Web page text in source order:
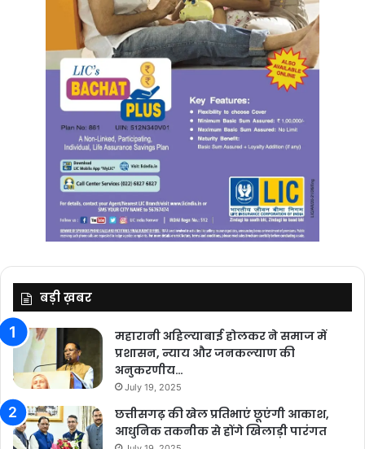
बड़ी ख़बर
महारानी अहिल्याबाई होलकर ने समाज में
प्रशासन, न्याय और जनकल्याण की
अनुकरणीय…
July 19, 2025
छत्तीसगढ़ की खेल प्रतिभाएं छूएंगी आकाश,
आधुनिक तकनीक से होंगे खिलाड़ी पारंगत